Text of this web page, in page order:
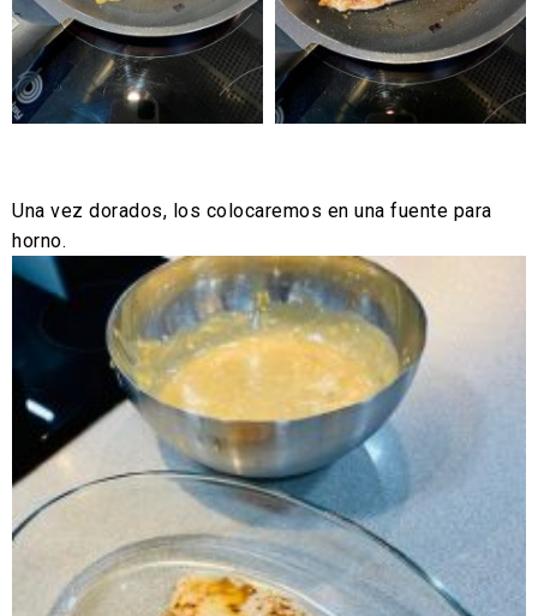
Una vez dorados, los colocaremos en una fuente para
horno.